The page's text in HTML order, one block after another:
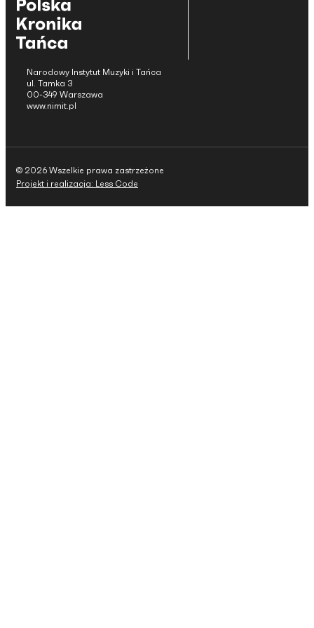
Narodowy Instytut Muzyki i Tańca
ul. Tamka 3
00-349 Warszawa
www.nimit.pl
© 2026 Wszelkie prawa zastrzeżone
Projekt i realizacja: Less Code